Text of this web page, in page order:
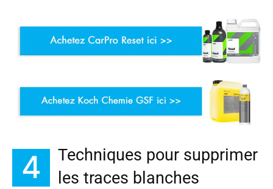
4
Techniques pour supprimer
les traces blanches